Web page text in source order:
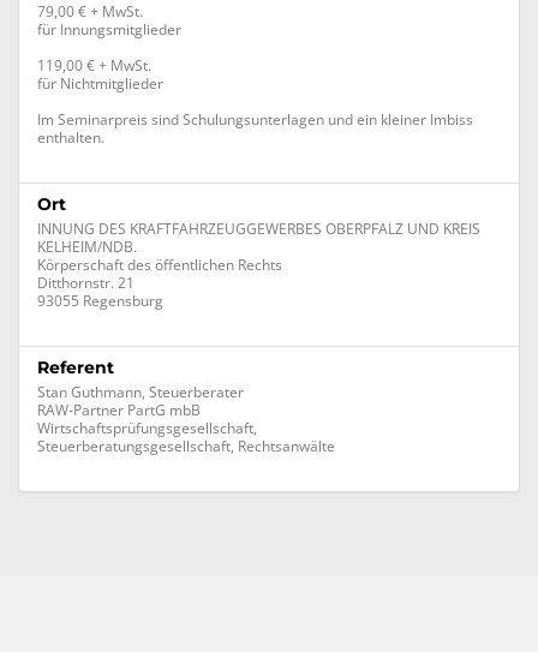
79,00 € + MwSt.
für Innungsmitglieder
119,00 € + MwSt.
für Nichtmitglieder
Im Seminarpreis sind Schulungsunterlagen und ein kleiner Imbiss
enthalten.
Ort
INNUNG DES KRAFTFAHRZEUGGEWERBES OBERPFALZ UND KREIS
KELHEIM/NDB.
Körperschaft des öffentlichen Rechts
Ditthornstr. 21
93055 Regensburg
Referent
Stan Guthmann, Steuerberater
RAW-Partner PartG mbB
Wirtschaftsprüfungsgesellschaft,
Steuerberatungsgesellschaft, Rechtsanwälte